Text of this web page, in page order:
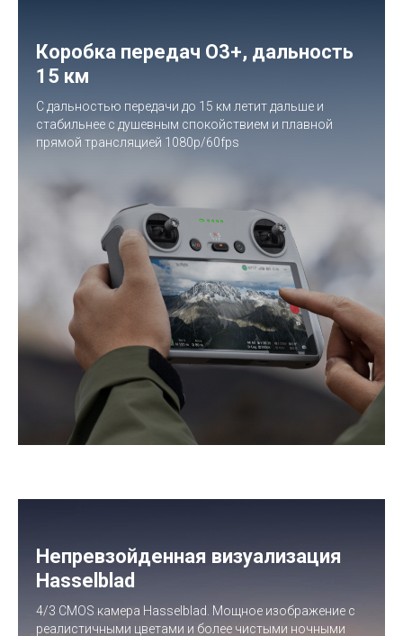
Коробка передач O3+, дальность
15 км
С дальностью передачи до 15 км летит дальше и
стабильнее с душевным спокойствием и плавной
прямой трансляцией 1080p/60fps
Непревзойденная визуализация
Hasselblad
4/3 CMOS камера Hasselblad. Мощное изображение с
реалистичными цветами и более чистыми ночными
Топ продаж